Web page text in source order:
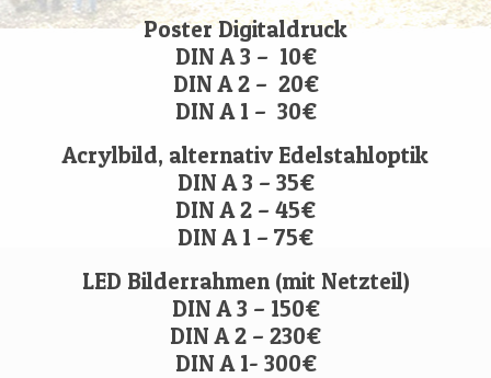
Poster Digitaldruck
DIN A 3 – 10€
DIN A 2 – 20€
DIN A 1 – 30€
Acrylbild, alternativ Edelstahloptik
DIN A 3 – 35€
DIN A 2 – 45€
DIN A 1 – 75€
LED Bilderrahmen (mit Netzteil)
DIN A 3 – 150€
DIN A 2 – 230€
DIN A 1- 300€